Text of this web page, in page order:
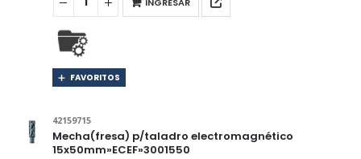
INGRESAR
FAVORITOS
42159715
Mecha(fresa) p/taladro electromagnético
15x50mm»ECEF»3001550